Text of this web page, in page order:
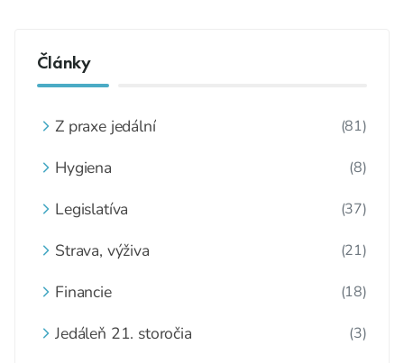
Články
Z praxe jedální (81)
Hygiena (8)
Legislatíva (37)
Strava, výživa (21)
Financie (18)
Jedáleň 21. storočia (3)